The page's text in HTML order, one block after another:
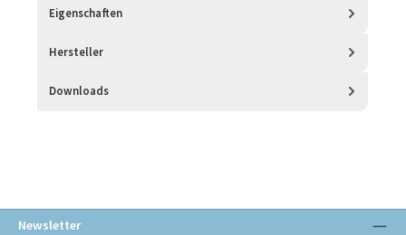
Eigenschaften
Hersteller
Downloads
Newsletter